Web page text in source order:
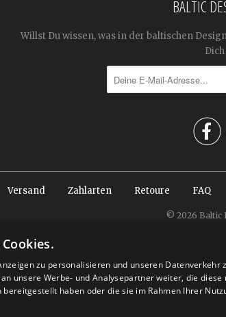
BALTIC
Willst Du wissen, was in der baltischen

Versand Zahlarten Retoure FAQ
© 2026 Baltic
zu personalisieren und unseren
unsere Werbe- und Analysepartner weiter, die
haben oder die sie im Rahmen Ihrer